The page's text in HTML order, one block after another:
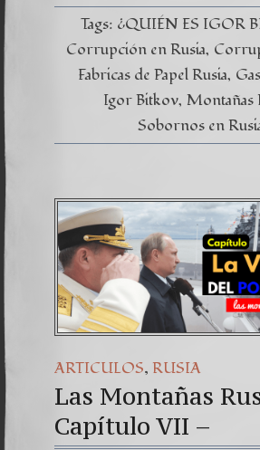
Tags: ¿QUIÉN ES IGOR
Corrupción en Rusia
Fabricas de Papel Rusia
Igor Bitkov Montañas
Sobornos en
ARTICULOS, RUSIA
Las Montañas
Capítulo VII –